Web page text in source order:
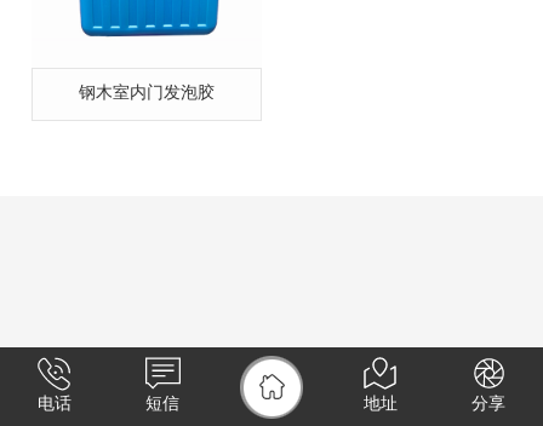
钢木室内门发泡胶
电话 短信 地址 分享